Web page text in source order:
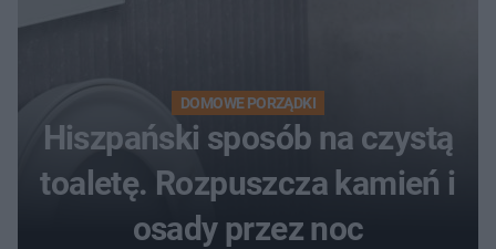
DOMOWE PORZĄDKI
Hiszpański sposób na czystą
toaletę. Rozpuszcza kamień i
osady przez noc